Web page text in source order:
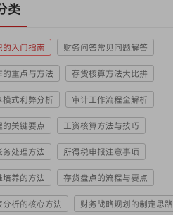
类
的入门指南 财务问答常见问题解答
的重点与方法 存货核算方法大比拼
模式利弊分析 审计工作流程全解析
的关键要点 工资核算方法与技巧
务处理方法 所得税申报注意事项
培养的方法 存货盘点的流程与要点
分析的核心方法 财务战略规划的制定思路